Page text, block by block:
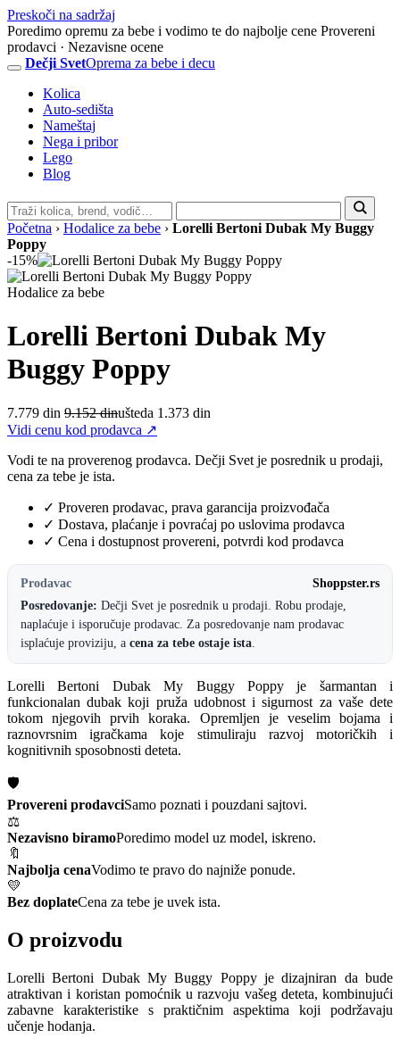
Preskoči na sadržaj
Poredimo opremu za bebe i vodimo te do najbolje cene Provereni
prodavci · Nezavisne ocene
Dečji SvetOprema za bebe i decu
Kolica
Auto-sedišta
Nameštaj
Nega i pribor
Lego
Blog
Pretraga
sajta
Početna › Hodalice za bebe › Lorelli Bertoni Dubak My Buggy
Poppy
-15%
Hodalice za bebe
Lorelli Bertoni Dubak My
Buggy Poppy
7.779 din 9.152 dinušteda 1.373 din
Vidi cenu kod prodavca ↗
Vodi te na proverenog prodavca. Dečji Svet je posrednik u prodaji,
cena za tebe je ista.
✓ Proveren prodavac, prava garancija proizvođača
✓ Dostava, plaćanje i povraćaj po uslovima prodavca
✓ Cena i dostupnost provereni, potvrdi kod prodavca
Prodavac
Shoppster.rs
Posredovanje: Dečji Svet je posrednik u prodaji. Robu prodaje,
naplaćuje i isporučuje prodavac. Za posredovanje nam prodavac
isplaćuje proviziju, a cena za tebe ostaje ista
Lorelli Bertoni Dubak My Buggy Poppy je šarmantan i
funkcionalan dubak koji pruža udobnost i sigurnost za vaše dete
tokom njegovih prvih koraka. Opremljen je veselim bojama i
raznovrsnim igračkama koje stimuliraju razvoj motoričkih i
kognitivnih sposobnosti deteta.
🛡️
Provereni prodavciSamo poznati i pouzdani sajtovi.
⚖️
Nezavisno biramoPoredimo model uz model, iskreno.
🔖
Najbolja cenaVodimo te pravo do najniže ponude.
💛
Bez doplateCena za tebe je uvek ista.
O proizvodu
Lorelli Bertoni Dubak My Buggy Poppy je dizajniran da bude
atraktivan i koristan pomoćnik u razvoju vašeg deteta, kombinujući
zabavne karakteristike s praktičnim aspektima koji podržavaju
učenje hodanja.